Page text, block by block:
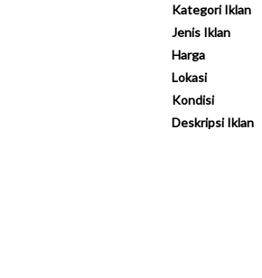
Kategori Iklan
Jenis Iklan
Harga
Lokasi
Kondisi
Deskripsi Iklan